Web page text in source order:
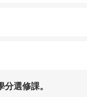
選修課。